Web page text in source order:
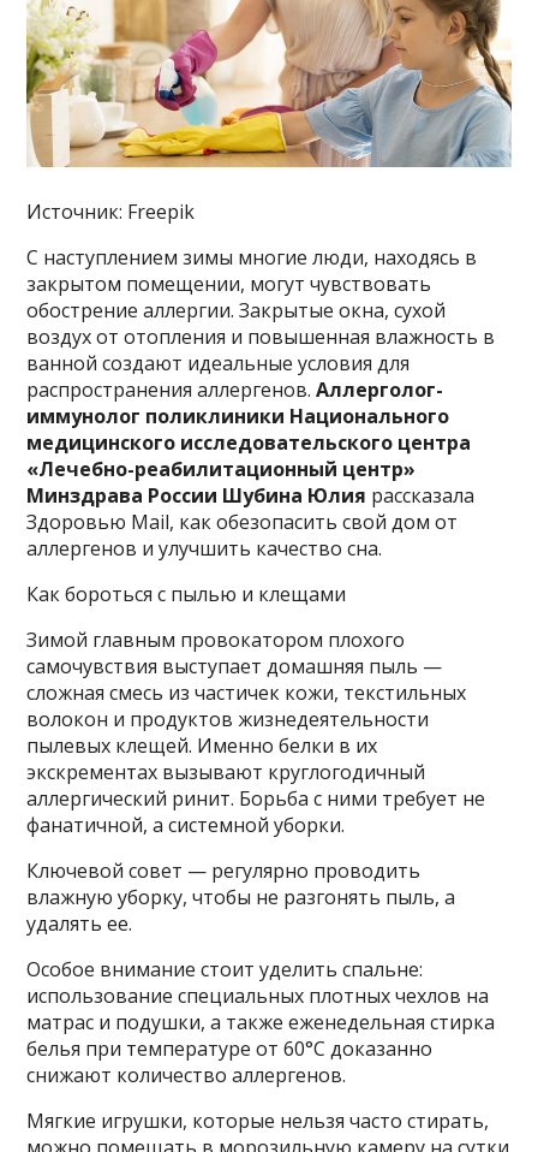
Источник: Freepik
С наступлением зимы многие люди, находясь в
закрытом помещении, могут чувствовать
обострение аллергии. Закрытые окна, сухой
воздух от отопления и повышенная влажность в
ванной создают идеальные условия для
распространения аллергенов.Аллерголог-
иммунолог поликлиники Национального
медицинского исследовательского центра
«Лечебно-реабилитационный центр»
Минздрава России Шубина Юлия рассказала
Здоровью Mail, как обезопасить свой дом от
аллергенов и улучшить качество сна.
Как бороться с пылью и клещами
Зимой главным провокатором плохого
самочувствия выступает домашняя пыль —
сложная смесь из частичек кожи, текстильных
волокон и продуктов жизнедеятельности
пылевых клещей. Именно белки в их
экскрементах вызывают круглогодичный
аллергический ринит. Борьба с ними требует не
фанатичной, а системной уборки.
Ключевой совет — регулярно проводить
влажную уборку, чтобы не разгонять пыль, а
удалять ее.
Особое внимание стоит уделить спальне:
использование специальных плотных чехлов на
матрас и подушки, а также еженедельная стирка
белья при температуре от 60°С доказанно
снижают количество аллергенов.
Мягкие игрушки, которые нельзя часто стирать,